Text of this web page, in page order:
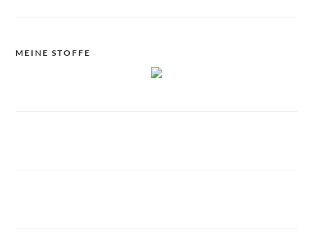
MEINE STOFFE